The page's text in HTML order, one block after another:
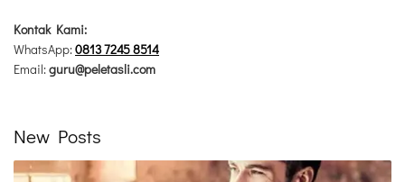
Kontak Kami:
WhatsApp:0813 7245 8514
Email:guru@peletasli.com
New Posts